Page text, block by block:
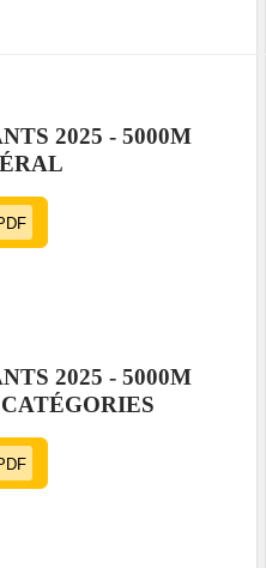
2025 - 5000M
2025 - 5000M